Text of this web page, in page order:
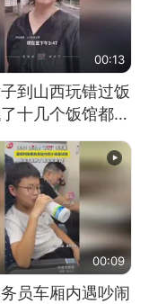
00:13
到山西玩错过饭
十几个饭馆都没
午休到几点
00:09
员车厢内遇吵闹